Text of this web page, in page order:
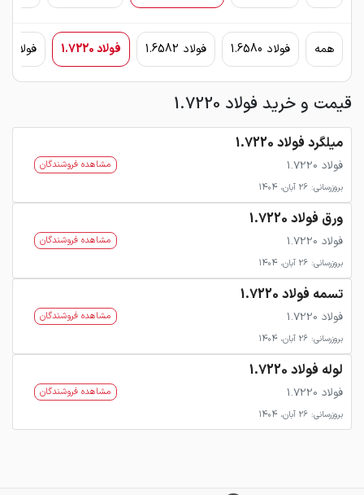
همه فولاد 1.6580 فولاد 1.6582 فولاد 1.7220 فولاد ck45 (1.1191)
قیمت و خرید فولاد 1.7220
میلگرد فولاد 1.7220
فولاد 1.7220
بروزرسانی: 26 آبان، 1404
مشاهده فروشندگان
ورق فولاد 1.7220
فولاد 1.7220
بروزرسانی: 26 آبان، 1404
مشاهده فروشندگان
تسمه فولاد 1.7220
فولاد 1.7220
بروزرسانی: 26 آبان، 1404
مشاهده فروشندگان
لوله فولاد 1.7220
فولاد 1.7220
بروزرسانی: 26 آبان، 1404
مشاهده فروشندگان